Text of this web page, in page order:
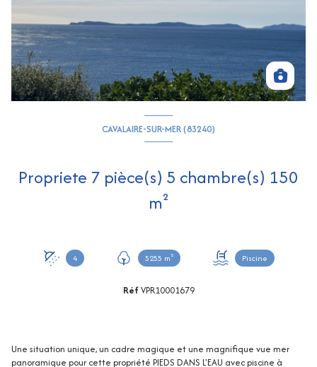
CAVALAIRE-SUR-MER (83240)
Propriete 7 pièce(s) 5 chambre(s) 150
m²
4 5255 m² Piscine
RéfVPR10001679
Une situation unique, un cadre magique et une magnifique vue mer
panoramique pour cette propriété PIEDS DANS L'EAU avec piscine à